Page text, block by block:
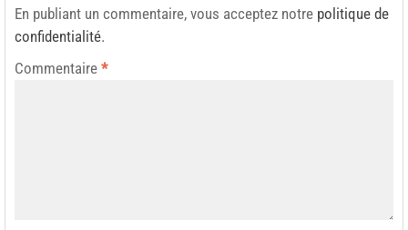
En publiant un commentaire, vous acceptez notre politique de
confidentialité.
Commentaire *